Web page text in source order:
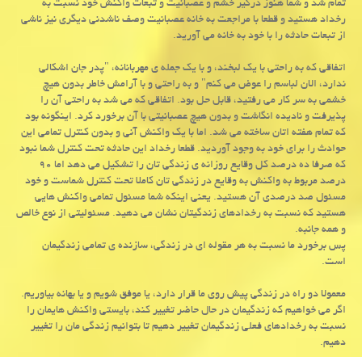
تمام شد و شما هنوز درگیر خشم و عصبانیت و تبعات واکنش خود نسبت به
رخداد هستید و قطعا با مراجعت به خانه عصبانیت وصف ناشدنی دیگری نیز ناشی
از تبعات حادثه را با خود به خانه می آورید.
اتفاقی که به راحتی با یک لبخند، و با یک جمله ی مهربانانه، "پدر جان اشکالی
ندارد، الان لباسم را عوض می کنم" و به راحتی و با آرامش خاطر بدون هیچ
خشمی به سر کار می رفتید، قابل حل بود. اتفاقی که می شد به راحتی آن را
پذیرفت و نادیده انگاشت و بدون هیچ عصبانیتی با آن برخورد کرد. اینگونه بود
که تمام هفته اتان ساخته می شد. اما با یک واکنش آنی و بدون کنترل تمامی این
حوادث را برای خود به وجود آوردید. قطعا رخداد این حادثه تحت کنترل شما نبود
که صرفا ده درصد کل وقایع روزانه ی زندگی تان را تشکیل می دهد اما ۹۰
درصد مربوط به واکنش به وقایع در زندگی تان کاملا تحت کنترل شماست و خود
مسئول صد درصدی آن هستید. یعنی اینکه شما مسئول تمامی واکنش هایی
هستید که نسبت به رخدادهای زندگیتان نشان می دهید. مسئولیتی از نوع خالص
و همه جانبه.
پس برخورد ما نسبت به هر مقوله ای در زندگی، سازنده ی تمامی زندگیمان
است.
معمولا دو راه در زندگی پیش روی ما قرار دارد، یا موفق شویم و یا بهانه بیاوریم.
اگر می خواهیم که زندگیمان در حال حاضر تغییر کند، بایستی واکنش هایمان را
نسبت به رخدادهای فعلی زندگیمان تغییر دهیم تا بتوانیم زندگی مان را تغییر
دهیم.